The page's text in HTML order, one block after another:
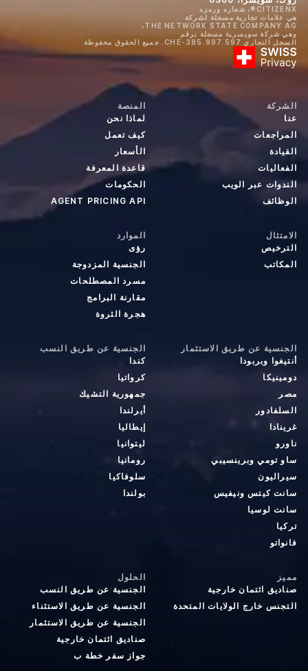
CITIZENX®، شعاره ورمزه
هي علامات تجارية مسجلة لشركة
THE NETWORK STATE COMPANY AG،
وهي شركة سويسرية مسجلة برقم
السجل التجاري CHE-385.997.597. جميع الحقوق محفوظة.
الشركة
عنا
المراجعات
القيادة
الفعاليات
الندوات عبر الويب
الوظائف
المنصة
لماذا نحن
كيف تعمل
الأسعار
قاعدة المعرفة
الحكومات
AGENT PRICING API
الامتثال
الترخيص
المكاتب
الموارد
رؤى
الجنسية المزدوجة
مسرد المصطلحات
مقارنة البرامج
هجرة الثروة
الجنسية عن طريق الاستثمار
أنتيغوا وبربودا
دومينيكا
مصر
السلفادور
غرينادا
ناورو
ساو تومي وبرينسيبي
سيراليون
سانت كيتس ونيفيس
سانت لوسيا
تركيا
فانواتو
الجنسية عن طريق النسب
كندا
كرواتيا
جمهورية التشيك
أيرلندا
إيطاليا
ليتوانيا
رومانيا
سلوفاكيا
بولندا
مميز
صناديق ائتمان خارجية
التجنس خارج الولايات المتحدة
الحلول
الجنسية عن طريق النسب
الجنسية عن طريق الاستثناء
الجنسية عن طريق الاستثمار
صناديق ائتمان خارجية
جواز سفر خطة ب